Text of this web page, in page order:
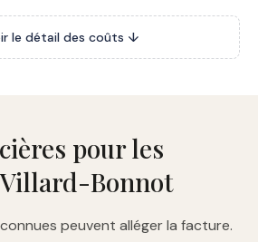
le détail des coûts ↓
pour les
Villard-Bonnot
peuvent alléger la facture.